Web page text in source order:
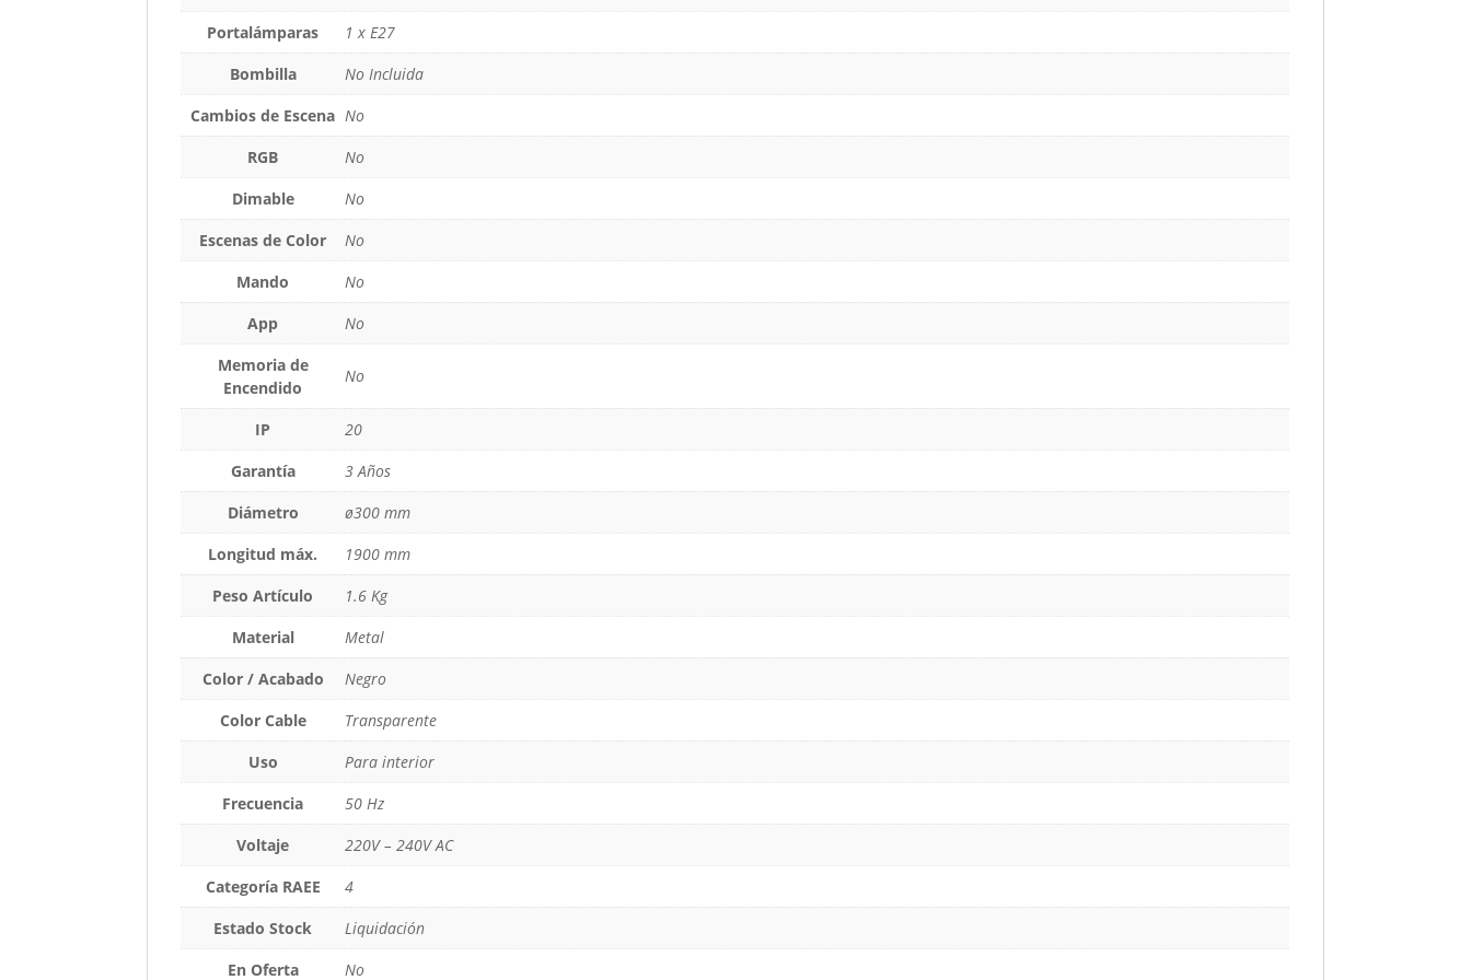
Portalámparas
1 x E27
Bombilla
No Incluida
Cambios de Escena No
RGB
No
Dimable
No
Escenas de Color
No
Mando
No
App
No
Memoria de
Encendido
No
IP
20
Garantía
3 Años
Diámetro
ø300 mm
Longitud máx.
1900 mm
Peso Artículo
1.6 Kg
Material
Metal
Color / Acabado
Negro
Color Cable
Transparente
Uso
Para interior
Frecuencia
50 Hz
Voltaje
220V – 240V AC
Categoría RAEE
4
Estado Stock
Liquidación
En Oferta
No